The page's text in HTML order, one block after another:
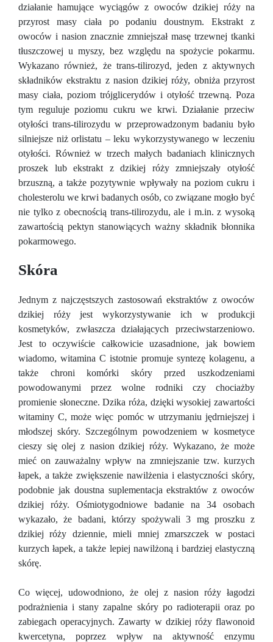
działanie hamujące wyciągów z owoców dzikiej róży na
przyrost masy ciała po podaniu doustnym. Ekstrakt z
owoców i nasion znacznie zmniejszał masę trzewnej tkanki
tłuszczowej u myszy, bez względu na spożycie pokarmu.
Wykazano również, że trans-tilirozyd, jeden z aktywnych
składników ekstraktu z nasion dzikiej róży, obniża przyrost
masy ciała, poziom trójglicerydów i otyłość trzewną. Poza
tym reguluje poziomu cukru we krwi. Działanie przeciw
otyłości trans-tilirozydu w przeprowadzonym badaniu było
silniejsze niż orlistatu – leku wykorzystywanego w leczeniu
otyłości. Również w trzech małych badaniach klinicznych
proszek lub ekstrakt z dzikiej róży zmniejszały otyłość
brzuszną, a także pozytywnie wpływały na poziom cukru i
cholesterolu we krwi badanych osób, co związane mogło być
nie tylko z obecnością trans-tilirozydu, ale i m.in. z wysoką
zawartością pektyn stanowiących ważny składnik błonnika
pokarmowego.
Skóra
Jednym z najczęstszych zastosowań ekstraktów z owoców
dzikiej róży jest wykorzystywanie ich w produkcji
kosmetyków, zwłaszcza działających przeciwstarzeniowo.
Jest to oczywiście całkowicie uzasadnione, jak bowiem
wiadomo, witamina C istotnie promuje syntezę kolagenu, a
także chroni komórki skóry przed uszkodzeniami
powodowanymi przez wolne rodniki czy chociażby
promienie słoneczne. Dzika róża, dzięki wysokiej zawartości
witaminy C, może więc pomóc w utrzymaniu jędrniejszej i
młodszej skóry. Szczególnym powodzeniem w kosmetyce
cieszy się olej z nasion dzikiej róży. Wykazano, że może
mieć on zauważalny wpływ na zmniejszanie tzw. kurzych
łapek, a także zwiększenie nawilżenia i elastyczności skóry,
podobnie jak doustna suplementacja ekstraktów z owoców
dzikiej róży. Ośmiotygodniowe badanie na 34 osobach
wykazało, że badani, którzy spożywali 3 mg proszku z
dzikiej róży dziennie, mieli mniej zmarszczek w postaci
kurzych łapek, a także lepiej nawilżoną i bardziej elastyczną
skórę.
Co więcej, udowodniono, że olej z nasion róży łagodzi
podrażnienia i stany zapalne skóry po radioterapii oraz po
zabiegach operacyjnych. Zawarty w dzikiej róży flawonoid
kwercetyna, poprzez wpływ na aktywność enzymu